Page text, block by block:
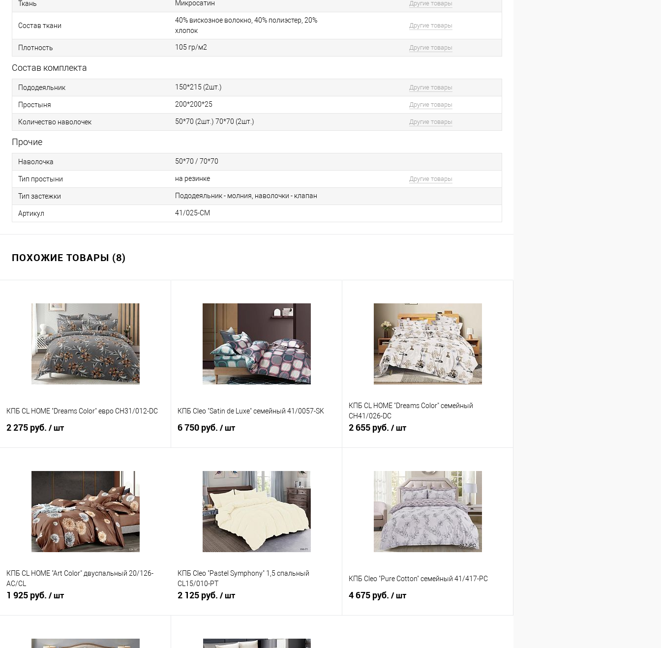
Ткань Микросатин Другие товары
Состав ткани
40% вискозное волокно, 40% полиэстер, 20%
хлопок
Другие товары
Плотность 105 гр/м2 Другие товары
Состав комплекта
Пододеяльник 150*215 (2шт.) Другие товары
Простыня 200*200*25 Другие товары
Количество наволочек 50*70 (2шт.) 70*70 (2шт.) Другие товары
Прочие
Наволочка 50*70 / 70*70
Тип простыни на резинке Другие товары
Тип застежки Пододеяльник - молния, наволочки - клапан
Артикул 41/025-CM
ПОХОЖИЕ ТОВАРЫ (8)
КПБ CL HOME "Dreams Color" евро CH31/012-DC
2 275 руб. / шт
Сравнение
В избранное
В наличии
КПБ Cleo "Satin de Luxe" семейный 41/0057-SK
6 750 руб. / шт
Купить в 1 клик
Сравнение
В избранное
В наличии
КПБ CL HOME "Dreams Color" семейный
CH41/026-DC
2 655 руб. / шт
Купить в 1 клик
Сравнение
В избранное
В наличии
КПБ CL HOME "Art Color" двуспальный 20/126-
AC/CL
1 925 руб. / шт
КПБ Cleo "Pastel Symphony" 1,5 спальный
CL15/010-PT
2 125 руб. / шт
КПБ Cleo "Pure Cotton" семейный 41/417-PC
4 675 руб. / шт